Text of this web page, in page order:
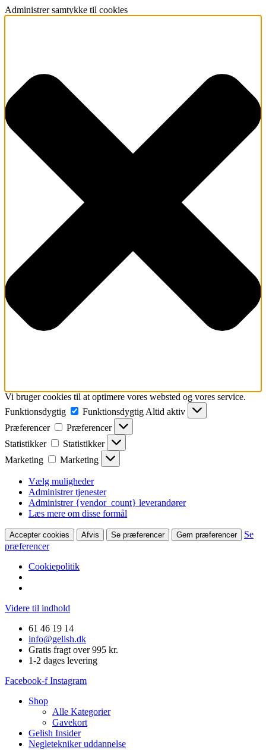
Administrer samtykke til cookies
Vi bruger cookies til at optimere vores websted og vores service.
Funktionsdygtig
Funktionsdygtig Altid aktiv
Præferencer
Præferencer
Statistikker
Statistikker
Marketing
Marketing
Vælg muligheder
Administrer tjenester
Administrer {vendor_count} leverandører
Læs mere om disse formål
Accepter cookies Afvis Se præferencer Gem præferencer
Se
præferencer
Cookiepolitik
Videre til indhold
61 46 19 14
info@gelish.dk
Gratis fragt over 995 kr.
1-2 dages levering
Facebook-f Instagram
Shop
Alle Kategorier
Gavekort
Gelish Insider
Negletekniker uddannelse